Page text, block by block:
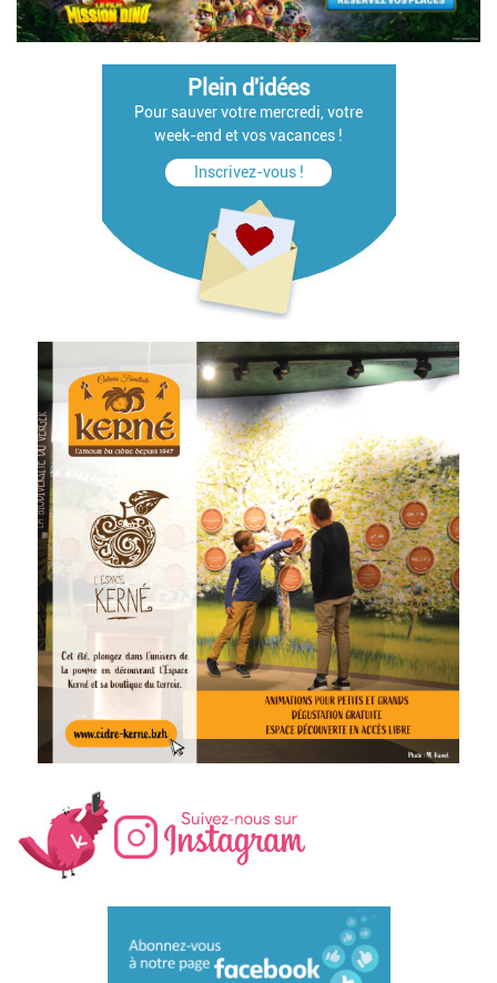
Plein d'idées
Pour sauver votre mercredi, votre
week-end et vos vacances !
Inscrivez-vous !